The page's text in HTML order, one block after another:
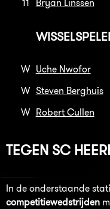
11
Bryan Linssen
W Uche Nwofor
W Steven Berghuis
W Robert Cullen
TEGEN SC
In de onderstaande
competitiewedstrijden